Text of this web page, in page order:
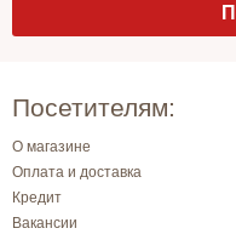
Посетителям:
О магазине
Оплата и доставка
Кредит
Вакансии